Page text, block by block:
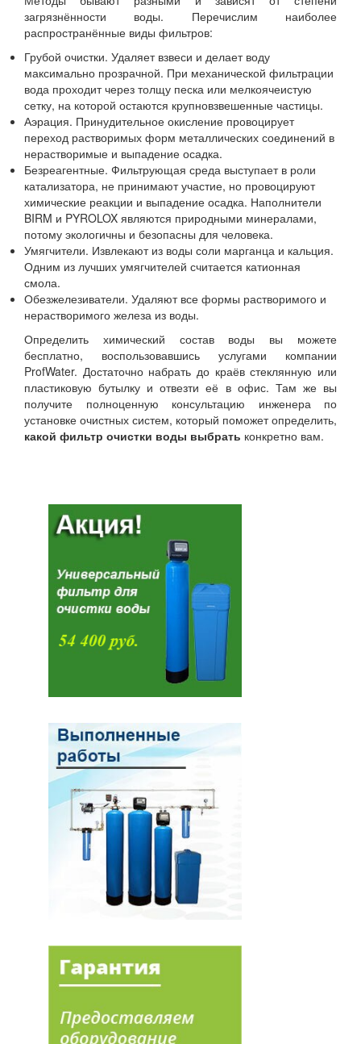
загрязнённости воды. Перечислим наиболее
распространённые виды фильтров:
Грубой очистки. Удаляет взвеси и делает воду
максимально прозрачной. При механической фильтрации
вода проходит через толщу песка или мелкоячеистую
сетку, на которой остаются крупновзвешенные частицы.
Аэрация. Принудительное окисление провоцирует
переход растворимых форм металлических соединений в
нерастворимые и выпадение осадка.
Безреагентные. Фильтрующая среда выступает в роли
катализатора, не принимают участие, но провоцируют
химические реакции и выпадение осадка. Наполнители
BIRM и PYROLOX являются природными минералами,
потому экологичны и безопасны для человека.
Умягчители. Извлекают из воды соли марганца и кальция.
Одним из лучших умягчителей считается катионная
смола.
Обезжелезиватели. Удаляют все формы растворимого и
нерастворимого железа из воды.
Определить химический состав воды вы можете
бесплатно, воспользовавшись услугами компании
ProfWater. Достаточно набрать до краёв стеклянную или
пластиковую бутылку и отвезти её в офис. Там же вы
получите полноценную консультацию инженера по
установке очистных систем, который поможет определить,
какой фильтр очистки воды выбрать конкретно вам.